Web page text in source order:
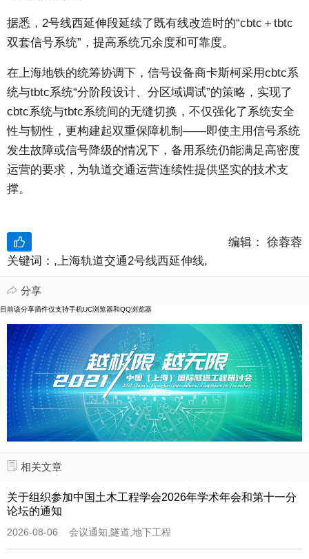
据悉，2号线西延伸段延续了既有线改造时的“cbtc＋tbtc
双套信号系统”，提高系统冗余度和可靠度。
在上海地铁的统筹协调下，信号设备商卡斯柯采用cbtc系
统与tbtc系统“分阶段设计、分区域调试”的策略，实现了
cbtc系统与tbtc系统间的无缝切换，不仅强化了系统安全
性与韧性，更构建起双重保障机制——即使主用信号系统
发生故障或信号降级的情况下，备用系统仍能满足高密度
运营的要求，为轨道交通运营连续性提供坚实的技术支
撑。
编辑： 徐蓉蓉
关键词： ,上海轨道交通2号线西延伸线,
 分享
目前该分享插件仅支持手机UC浏览器和QQ浏览器
 相关文章
关于组织参加中国土木工程学会2026年学术年会和第十一分
论坛的通知
2026-08-06 会议通知,隧道,地下工程